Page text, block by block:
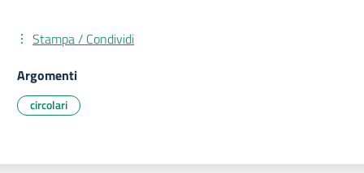
Stampa / Condividi
Argomenti
circolari